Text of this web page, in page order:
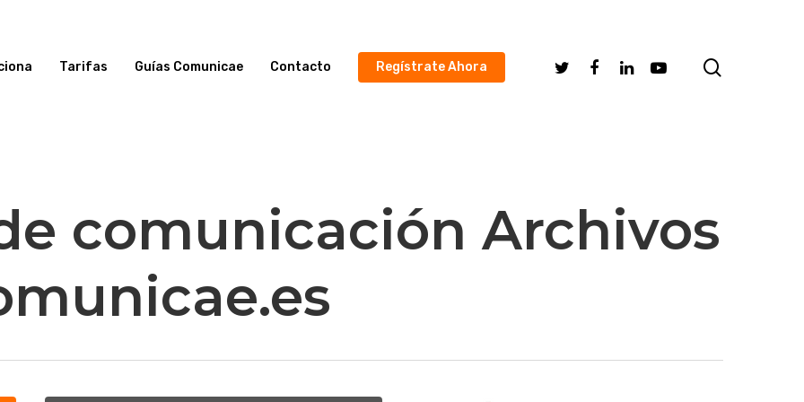
Tarifas Guías Comunicae Contacto Regístrate Ahora TwitterFacebookLinkedinYoutube
comunicación Archivos